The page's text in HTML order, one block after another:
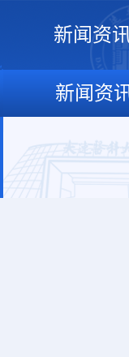
新闻资
新闻资